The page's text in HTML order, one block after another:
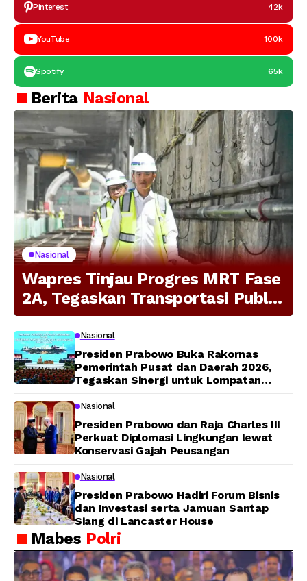
Pinterest 42k
YouTube 100k
Spotify 65k
Berita Nasional
Nasional
Wapres Tinjau Progres MRT Fase
2A, Tegaskan Transportasi Publik
Modern Jadi Prioritas Nasional
Nasional
Presiden Prabowo Buka Rakornas
Pemerintah Pusat dan Daerah 2026,
Tegaskan Sinergi untuk Lompatan
Nasional
Presiden Prabowo dan Raja Charles III
Perkuat Diplomasi Lingkungan lewat
Konservasi Gajah Peusangan
Nasional
Presiden Prabowo Hadiri Forum Bisnis
dan Investasi serta Jamuan Santap
Siang di Lancaster House
Mabes Polri